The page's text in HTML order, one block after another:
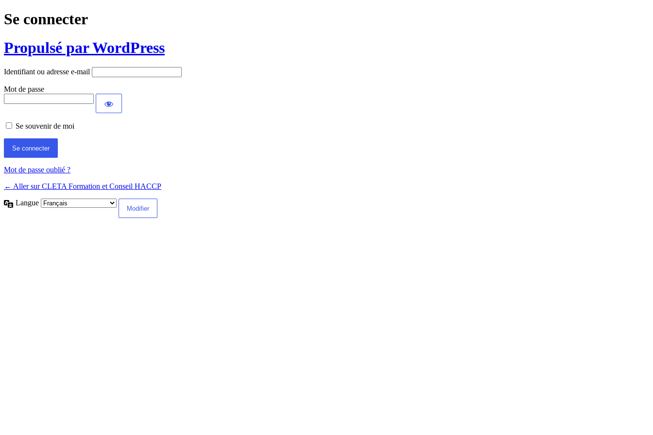
Se connecter
Propulsé par WordPress
Identifiant ou adresse e-mail
Mot de passe
Se souvenir de moi
Mot de passe oublié ?
← Aller sur CLETA Formation et Conseil HACCP
Langue